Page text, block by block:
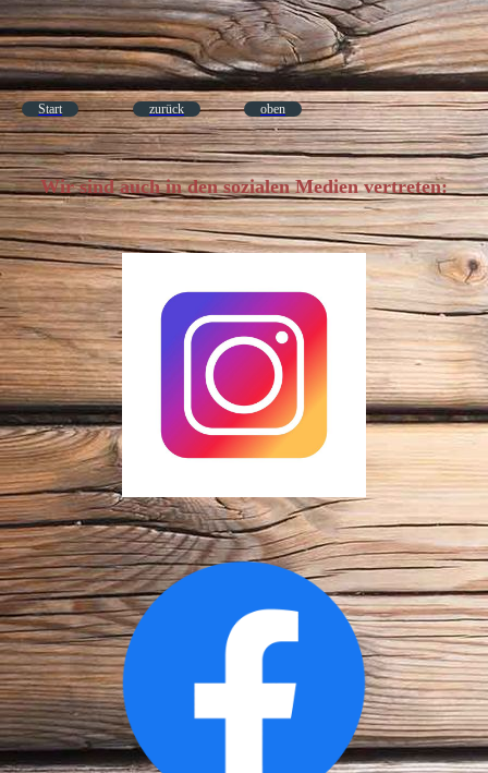
Start zurück oben
Wir sind auch in den sozialen Medien vertreten: